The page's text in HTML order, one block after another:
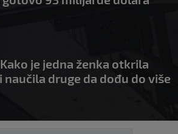
je jedna ženka otkrila
naučila druge da dođu do više